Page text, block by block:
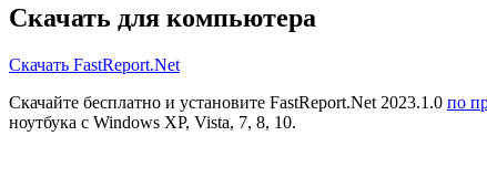
Скачать для компьютера
Скачать FastReport.Net
Скачайте бесплатно и установите FastReport.Net 2023.1.0 по
ноутбука с Windows XP, Vista, 7, 8, 10.